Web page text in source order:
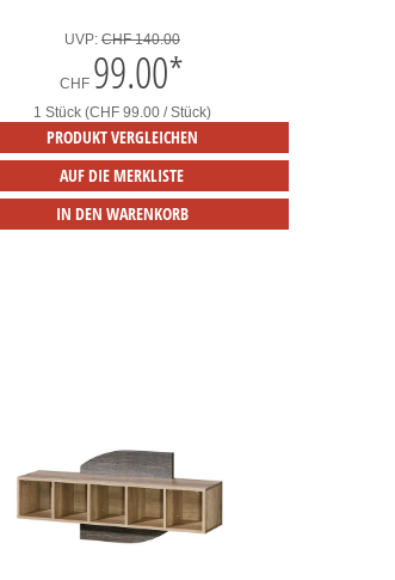
UVP: CHF 140.00
CHF 99.00*
1 Stück (CHF 99.00 / Stück)
PRODUKT VERGLEICHEN
AUF DIE MERKLISTE
IN DEN WARENKORB